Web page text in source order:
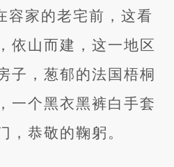
容家的老宅前，这看
依山而建，这一地区
子，葱郁的法国梧桐
一个黑衣黑裤白手套
，恭敬的鞠躬。